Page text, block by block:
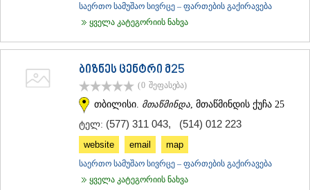
ᲛᲔᲡᲢᲘᲐ
ᲤᲝᲗᲘ
ᲩᲮᲝᲠᲝᲬᲧᲣ
ᲡᲐᲛᲪᲮᲔ–ᲯᲐᲕᲐᲮᲔᲗᲘ
საერთო სამუშაო სივრცე – ფართების გაქირავება
ყველა კატეგორიის ნახვა
ბიზნეს ცენტრი მ25
(0 შეფასება)
თბილისი. მთაწმინდა , მთაწმინდის ქუჩა 25
ტელ: (577) 311 043, (514) 012 223
website email map
საერთო სამუშაო სივრცე – ფართების გაქირავება
ყველა კატეგორიის ნახვა